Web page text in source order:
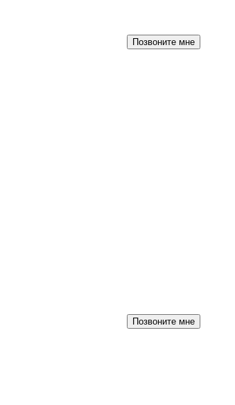
Позвоните мне
Позвоните мне